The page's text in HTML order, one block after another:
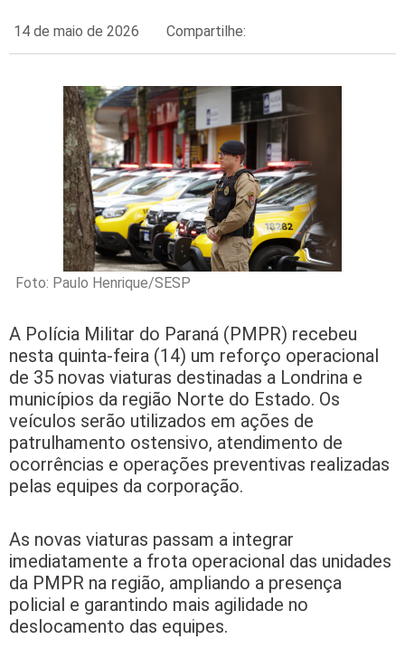
14 de maio de 2026 Compartilhe:
Foto: Paulo Henrique/SESP
A Polícia Militar do Paraná (PMPR) recebeu
nesta quinta-feira (14) um reforço operacional
de 35 novas viaturas destinadas a Londrina e
municípios da região Norte do Estado. Os
veículos serão utilizados em ações de
patrulhamento ostensivo, atendimento de
ocorrências e operações preventivas realizadas
pelas equipes da corporação.
As novas viaturas passam a integrar
imediatamente a frota operacional das unidades
da PMPR na região, ampliando a presença
policial e garantindo mais agilidade no
deslocamento das equipes.